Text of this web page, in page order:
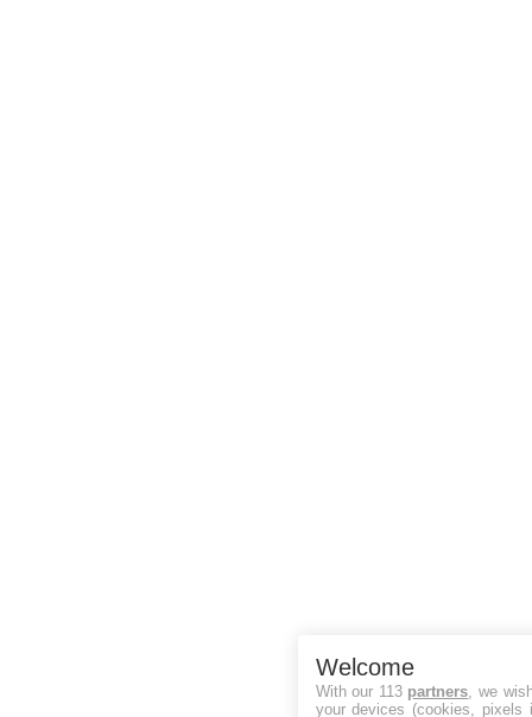
Welcome
With our 113 partners , we
your devices (cookies, pixels